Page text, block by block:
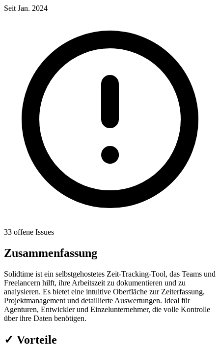
Seit Jan. 2024
33 offene Issues
Zusammenfassung
Solidtime ist ein selbstgehostetes Zeit-Tracking-Tool, das Teams und
Freelancern hilft, ihre Arbeitszeit zu dokumentieren und zu
analysieren. Es bietet eine intuitive Oberfläche zur Zeiterfassung,
Projektmanagement und detaillierte Auswertungen. Ideal für
Agenturen, Entwickler und Einzelunternehmer, die volle Kontrolle
über ihre Daten benötigen.
✓ Vorteile